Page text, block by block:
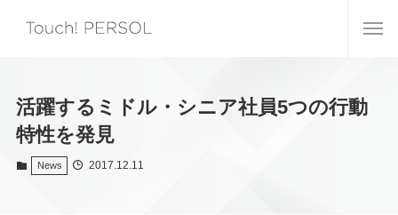
活躍するミドル・シニア社員5つの行動
特性を発見
News 2017.12.11